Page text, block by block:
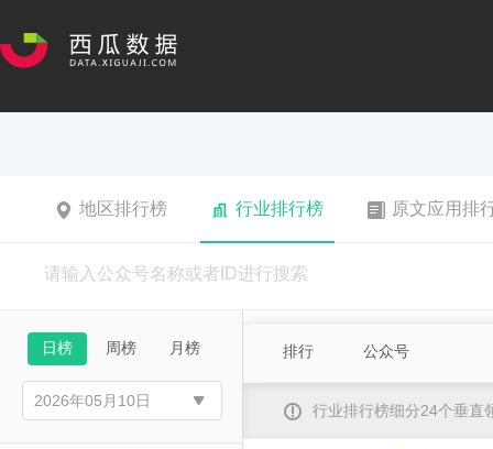
地区排行榜 行业排行榜 原文应用排
日榜 周榜 月榜 排行 公众号
行业排行榜细分24个垂直